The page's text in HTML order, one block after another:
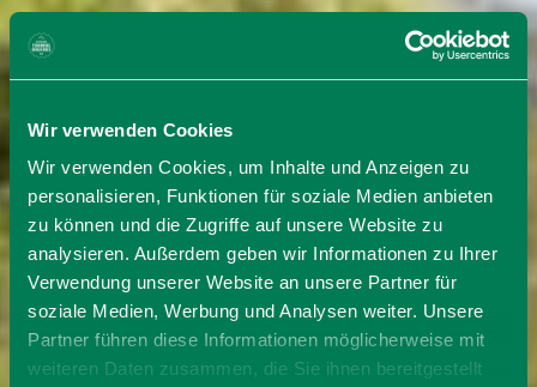
Wir verwenden Cookies
Wir verwenden Cookies, um Inhalte und Anzeigen zu
personalisieren, Funktionen für soziale Medien anbieten
zu können und die Zugriffe auf unsere Website zu
analysieren. Außerdem geben wir Informationen zu Ihrer
Verwendung unserer Website an unsere Partner für
soziale Medien, Werbung und Analysen weiter. Unsere
Partner führen diese Informationen möglicherweise mit
weiteren Daten zusammen, die Sie ihnen bereitgestellt